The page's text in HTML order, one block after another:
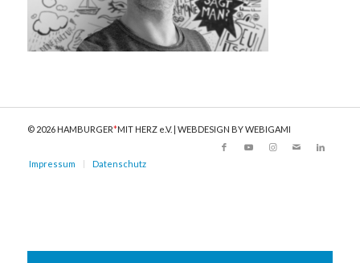
© 2026 HAMBURGER*MIT HERZ e.V. | WEBDESIGN BY WEBIGAMI
Impressum Datenschutz